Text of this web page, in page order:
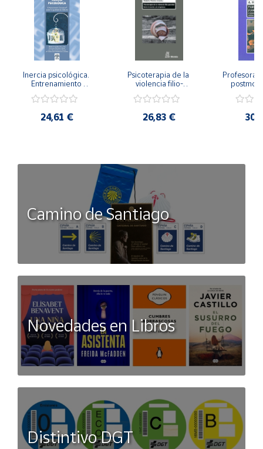
Inercia psicológica.
Entrenamiento
Igualdad de Género.
24,61 €
Psicoterapia de la
violencia filio-
secreto y la
26,83 €
Camino de Santiago
Novedades en Libros
Distintivo DGT